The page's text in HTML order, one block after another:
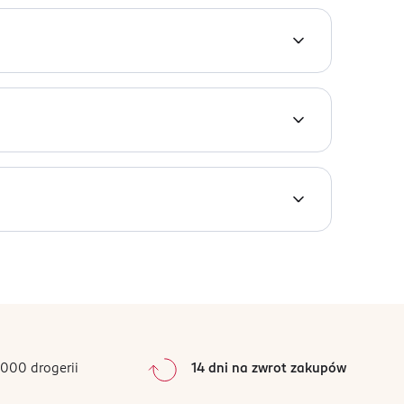
wariantu lub chcesz sprawdzić
0%
drogerii 14 dni na zwrot zakupów